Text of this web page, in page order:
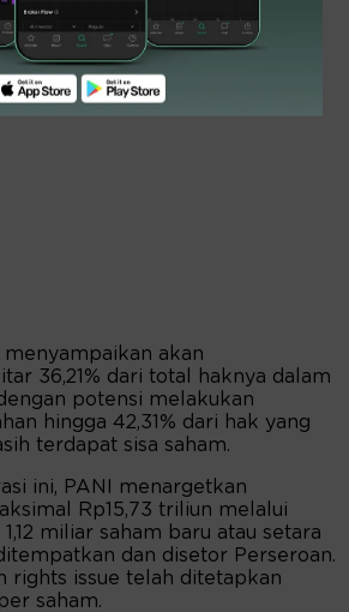
menyampaikan akan
36,21% dari total haknya dalam
potensi melakukan
hingga 42,31% dari hak yang
terdapat sisa saham.
ini, PANI menargetkan
Rp15,73 triliun melalui
miliar saham baru atau setara
dan disetor Perseroan.
rights issue telah ditetapkan
saham.